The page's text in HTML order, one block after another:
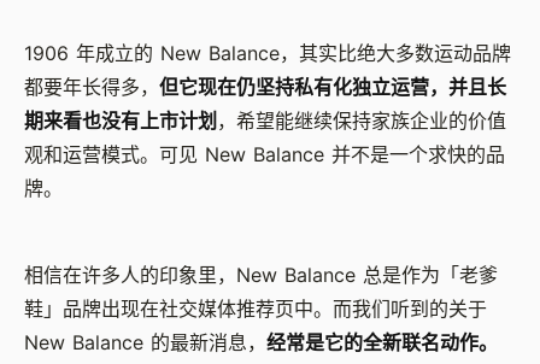
1906 年成立的 New Balance，其实比绝大多数运动品牌
都要年长得多， 但它现在仍坚持私有化独立运营，并且长
期来看也没有上市计划 ，希望能继续保持家族企业的价值
观和运营模式。可见 New Balance 并不是一个求快的品
牌。
相信在许多人的印象里，New Balance 总是作为「老爹
鞋」品牌出现在社交媒体推荐页中。而我们听到的关于
New Balance 的最新消息， 经常是它的全新联名动作。